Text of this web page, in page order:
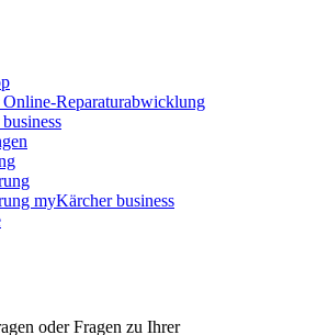
Reparaturabwicklung
myKärcher business
oder Fragen zu Ihrer